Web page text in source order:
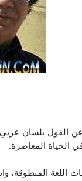
القول بلسان
الحياة المعاصرة.
المنطوقة،